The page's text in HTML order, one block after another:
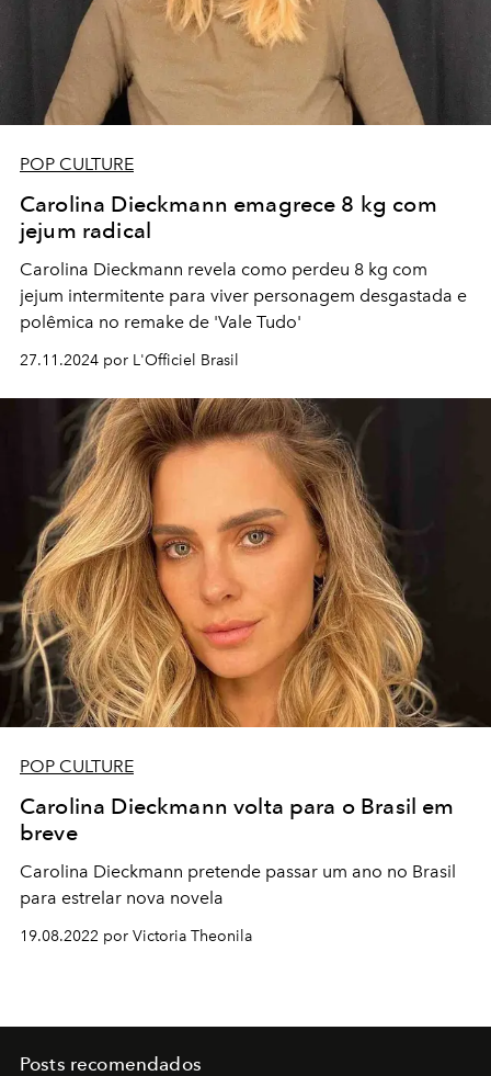
POP CULTURE
Carolina Dieckmann emagrece 8 kg com
jejum radical
Carolina Dieckmann revela como perdeu 8 kg com
jejum intermitente para viver personagem desgastada e
polêmica no remake de 'Vale Tudo'
27.11.2024 por L'Officiel Brasil
POP CULTURE
Carolina Dieckmann volta para o Brasil em
breve
Carolina Dieckmann pretende passar um ano no Brasil
para estrelar nova novela
19.08.2022 por Victoria Theonila
Posts recomendados